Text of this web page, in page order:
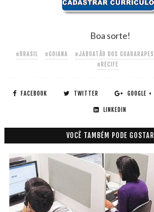
Boa sorte!
#BRASIL #GOIANA #JABOATÃO DOS GUARARAPES
#RECIFE
FACEBOOK TWITTER GOOGLE +
LINKEDIN
VOCÊ TAMBÉM PODE GOSTAR